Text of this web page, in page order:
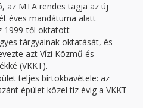
az MTA rendes tagja az új
éves mandátuma alatt
1999-től oktatott
tárgyainak oktatását, és
azt Vízi Közmű és
(VKKT).
teljes birtokbavétele: az
épület közel tíz évig a VKKT